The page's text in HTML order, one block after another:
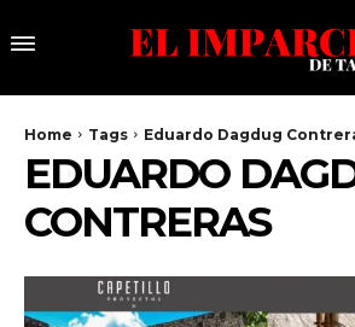
Home Tags Eduardo Dagdug
EDUARDO
CONTRERAS